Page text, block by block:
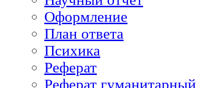
Оформление
План ответа
Психика
Реферат
Реферат гуманитарный